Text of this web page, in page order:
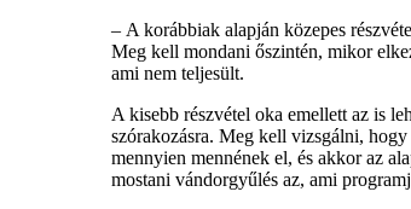
– A korábbiak alapján közepes
Meg kell mondani őszintén, mikor
ami nem teljesült.
A kisebb részvétel oka emellett az is
szórakozásra. Meg kell vizsgálni,
mennyien mennének el, és akkor az
mostani vándorgyűlés az, ami